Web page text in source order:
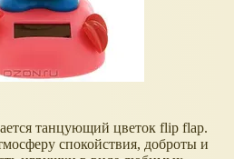
танцующий цветок flip flap.
спокойствия, доброты и